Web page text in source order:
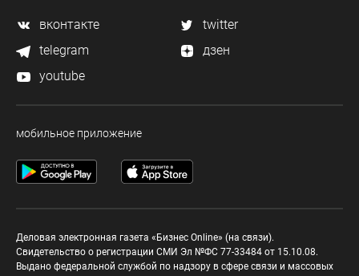
вконтакте
twitter
telegram
дзен
youtube
мобильное приложение
Деловая электронная газета «Бизнес Online» (на связи).
Свидетельство о регистрации СМИ Эл №ФС 77-33484 от 15.10.08.
Выдано федеральной службой по надзору в сфере связи и массовых